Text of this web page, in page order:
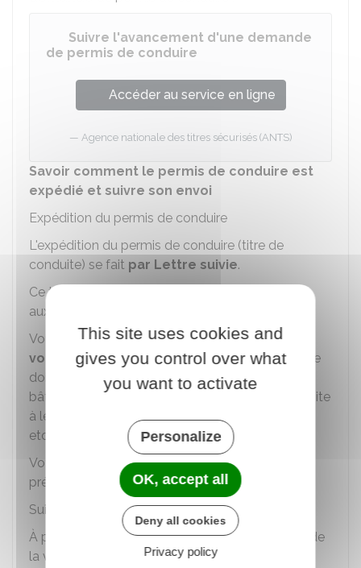
Suivre l'avancement d'une demande
de permis de conduire
Accéder au service en ligne
Agence nationale des titres sécurisés (ANTS)
Savoir comment le permis de conduire est
expédié et suivre son envoi
Expédition du permis de conduire
L'expédition du permis de conduire (titre de
conduite) se fait par Lettre suivie.
Ce type d'envoi
, avec remise en boîte
aux lettres, est différent d'un courrier classique.
Vous devezfaire attention à l'adresse que
vous fournissezdans la procédure en ligne. Elle
doit être la plus complète possible (numéro de
bâtiment, numéro d'appartement, numéro de boite
à lettres, étage, couloir, escalier, " résidant chez ",
etc.).
Votre boite aux lettres doit présenter le nom et
prénom de la personne qui reçoit le courrier.
Suivi de l'envoi du permis de conduire
À partir de la réception du SMS vous informant de
la validation de votre demande en ligne, il faut
This site uses cookies and
gives you control over what
you want to activate
Personalize
OK, accept all
Deny all cookies
Privacy policy